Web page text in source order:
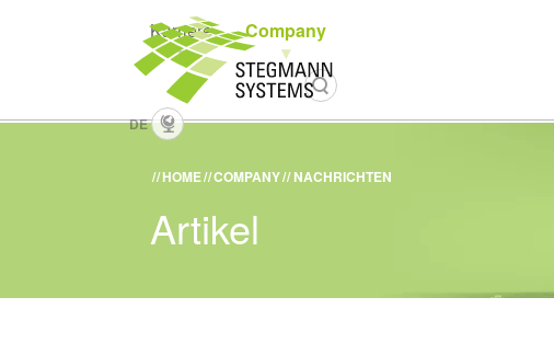
DE
Karriere Company
HOME COMPANY NACHRICHTEN
Artikel